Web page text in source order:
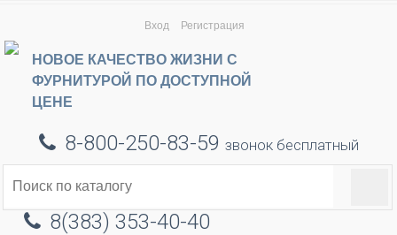
Вход Регистрация
НОВОЕ КАЧЕСТВО ЖИЗНИ С
ФУРНИТУРОЙ ПО ДОСТУПНОЙ
ЦЕНЕ
8-800-250-83-59 звонок бесплатный
8(383) 353-40-40